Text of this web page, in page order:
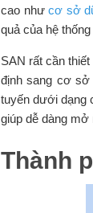
cao nhưcơ sở
quả của hệ thống
SAN rất cần
định sang cơ sở
tuyến dưới dạng
giúp dễ dàng mở
Thành